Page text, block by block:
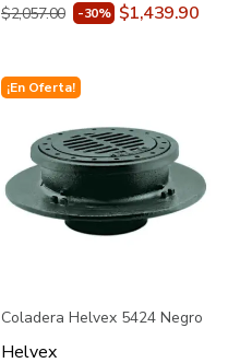
$2,057.00 -30% $1,439.90
¡En Oferta!
Coladera Helvex 5424 Negro
Helvex